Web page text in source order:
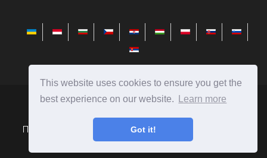
This website uses cookies to ensure you get the
best experience on our website.
Learn more
Got it!
2026
Поради щодо вибору подарунків і створення їх своїми
руками.